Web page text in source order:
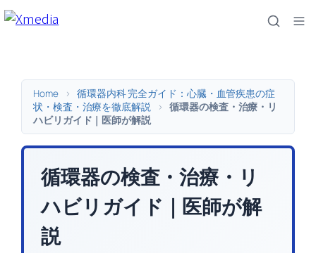
内
Home >
循環器内科 完全ガイド：心臓・血管疾患の症
状・検査・治療を徹底解説
>
循環器の検査・治療・リ
ハビリガイド｜医師が解説
循環器の検査・治療・リ
ハビリガイド｜医師が解
説